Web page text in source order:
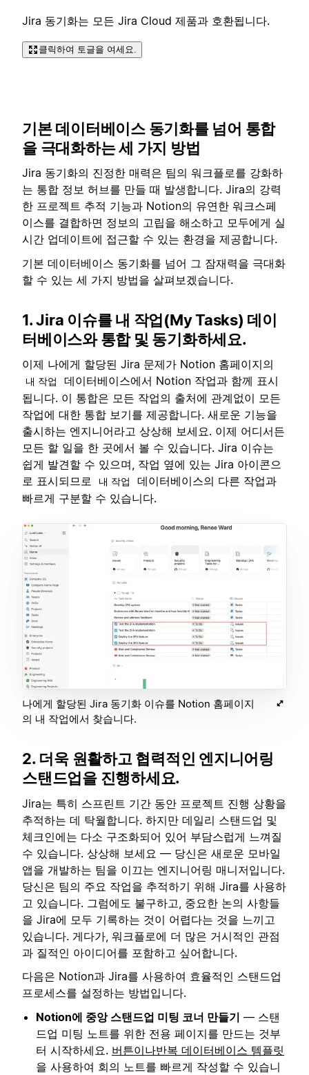
Jira 동기화는 모든 Jira Cloud 제품과 호환됩니다.
클릭하여 토글을 여세요.
기본 데이터베이스 동기화를 넘어 통합
을 극대화하는 세 가지 방법
Jira 동기화의 진정한 매력은 팀의 워크플로를 강화하
는 통합 정보 허브를 만들 때 발생합니다. Jira의 강력
한 프로젝트 추적 기능과 Notion의 유연한 워크스페
이스를 결합하면 정보의 고립을 해소하고 모두에게 실
시간 업데이트에 접근할 수 있는 환경을 제공합니다.
기본 데이터베이스 동기화를 넘어 그 잠재력을 극대화
할 수 있는 세 가지 방법을 살펴보겠습니다.
1. Jira 이슈를 내 작업(My Tasks) 데이
터베이스와 통합 및 동기화하세요.
이제 나에게 할당된 Jira 문제가 Notion 홈페이지의
내 작업
데이터베이스에서 Notion 작업과 함께 표시
됩니다. 이 통합은 모든 작업의 출처에 관계없이 모든
작업에 대한 통합 보기를 제공합니다. 새로운 기능을
출시하는 엔지니어라고 상상해 보세요. 이제 어디서든
모든 할 일을 한 곳에서 볼 수 있습니다. Jira 이슈는
쉽게 발견할 수 있으며, 작업 옆에 있는 Jira 아이콘으
로 표시되므로
내 작업
데이터베이스의 다른 작업과
빠르게 구분할 수 있습니다.
나에게 할당된 Jira 동기화 이슈를 Notion 홈페이지
의 내 작업에서 찾습니다.
2. 더욱 원활하고 협력적인 엔지니어링
스탠드업을 진행하세요.
Jira는 특히 스프린트 기간 동안 프로젝트 진행 상황을
추적하는 데 탁월합니다. 하지만 데일리 스탠드업 및
체크인에는 다소 구조화되어 있어 부담스럽게 느껴질
수 있습니다. 상상해 보세요 — 당신은 새로운 모바일
앱을 개발하는 팀을 이끄는 엔지니어링 매니저입니다.
당신은 팀의 주요 작업을 추적하기 위해 Jira를 사용하
고 있습니다. 그럼에도 불구하고, 중요한 논의 사항들
을 Jira에 모두 기록하는 것이 어렵다는 것을 느끼고
있습니다. 게다가, 워크플로에 더 많은 거시적인 관점
과 질적인 아이디어를 포함하고 싶어합니다.
다음은 Notion과 Jira를 사용하여 효율적인 스탠드업
프로세스를 설정하는 방법입니다.
Notion에 중앙 스탠드업 미팅 코너 만들기 — 스탠
드업 미팅 노트를 위한 전용 페이지를 만드는 것부
터 시작하세요. 버튼이나반복 데이터베이스 템플릿
을 사용하여 회의 노트를 빠르게 작성할 수 있습니